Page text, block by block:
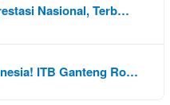
Nasional, Terb…
ITB Ganteng Ro…